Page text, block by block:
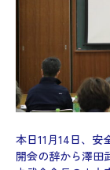
本日11月14日、安
開会の辞から澤田